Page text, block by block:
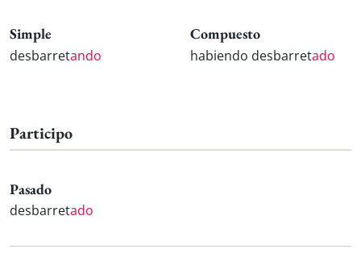
Simple
desbarretando
Compuesto
habiendo desbarretado
Participo
Pasado
desbarretado